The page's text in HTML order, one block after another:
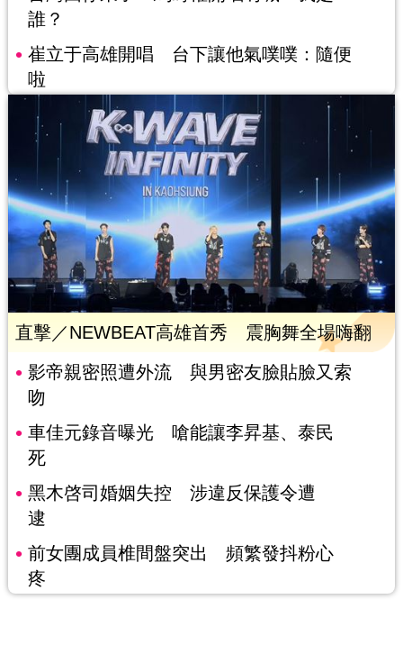
誰？
崔立于高雄開唱 台下讓他氣噗噗：隨便
啦
直擊／NEWBEAT高雄首秀 震胸舞全場嗨翻
影帝親密照遭外流 與男密友臉貼臉又索
吻
車佳元錄音曝光 嗆能讓李昇基、泰民
死
黑木啓司婚姻失控 涉違反保護令遭
逮
前女團成員椎間盤突出 頻繁發抖粉心
疼